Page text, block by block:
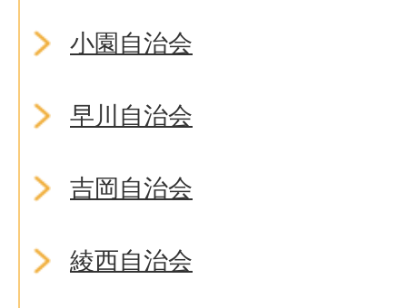
小園自治会
早川自治会
吉岡自治会
綾西自治会